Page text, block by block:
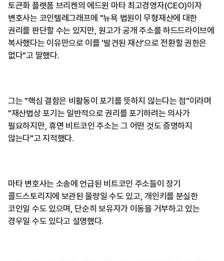
토큰화 플랫폼 브리켄의 에드윈 마타 최고경영자(CEO)이자
변호사는 코인텔레그래프에 "뉴욕 법원이 무형재산에 대한
권리를 판단할 수는 있지만, 원고가 공개 주소를 하드드라이브에
복사했다는 이유만으로 이를 '발견된 재산'으로 전환할 권한은
없다"고 말했다.
그는 "핵심 결함은 비활동이 포기를 뜻하지 않는다는 점"이라며
"재산법상 포기는 일반적으로 권리를 포기하려는 의사가
필요하지만, 휴면 비트코인 주소는 그 어떤 것도 증명하지
않는다"고 지적했다.
마타 변호사는 소송에 언급된 비트코인 주소들이 장기
콜드스토리지에 보관된 물량일 수도 있고, 개인키를 분실한
코인일 수도 있으며, 단순히 보유자가 이동을 거부하고 있는
경우일 수도 있다고 설명했다.